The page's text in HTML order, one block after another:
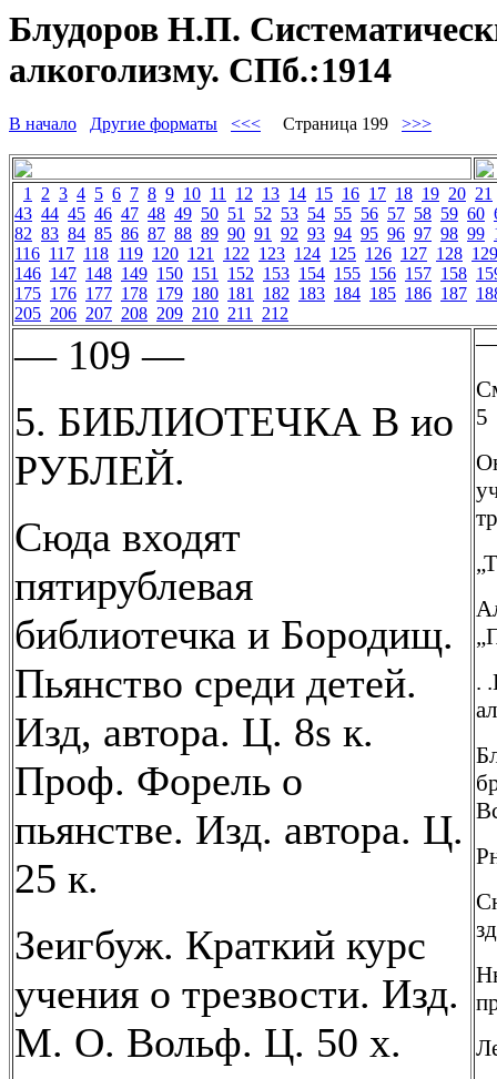
Блудоров Н.П.
алкоголизму. СПб.:1914
В начало Другие форматы <<< Страница 199 >>>
1 2 3 4 5 6 7 8 9 10 11 12 13 14 15 16 17 18 19 20 21
43 44 45 46 47 48 49 50 51 52 53 54 55 56 57 58 59 60
82 83 84 85 86 87 88 89 90 91 92 93 94 95 96 97 98 99
116 117 118 119 120 121 122 123 124 125 126 127 128 129
146 147 148 149 150 151 152 153 154 155 156 157 158
175 176 177 178 179 180 181 182 183 184 185 186 187
205 206 207 208 209 210 211 212
— 109 —
5. БИБЛИОТЕЧКА В ио
РУБЛЕЙ.
Сюда входят
пятирублевая
библиотечка и Бородищ.
Пьянство среди детей.
Изд, автора. Ц. 8s к.
Проф. Форель о
пьянстве. Изд. автора. Ц.
25 к.
Зеигбуж. Краткий курс
учения о трезвости. Изд.
М. О. Вольф. Ц. 50 х.
—
5
.